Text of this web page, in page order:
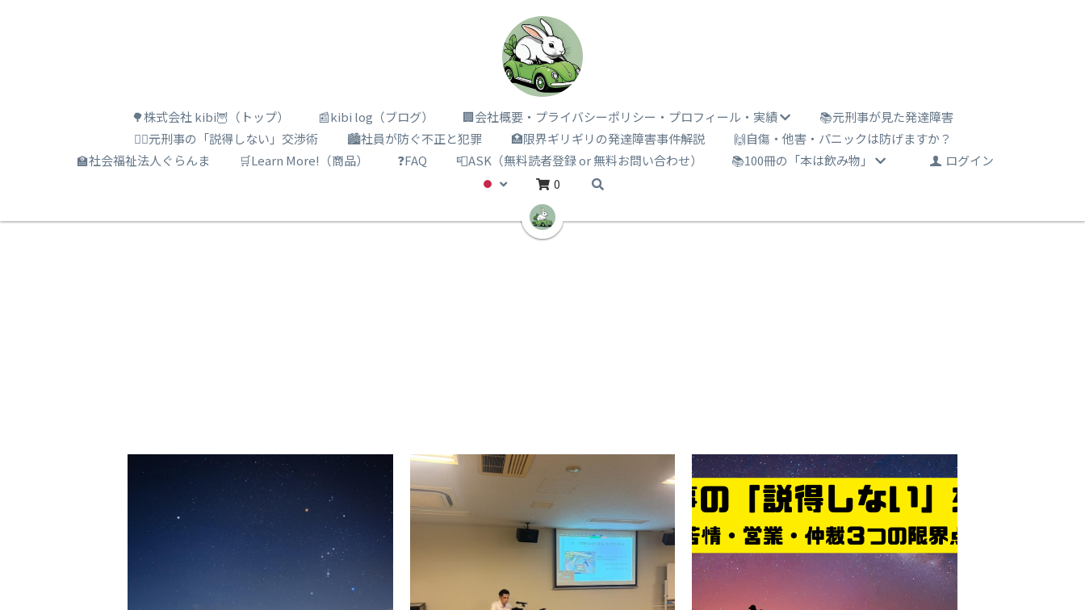
🌳株式会社 kibi🦉（トップ） 📰kibi log（ブログ） 🏢会社概要・プライバシーポリシー・プロフィール・実績
📚元刑事が見た発達障害
🕵️‍♂️元刑事の「説得しない」交渉術
🏙️社員が防ぐ不正と犯罪 🏥限界ギリギリの発達障害事件解説
🙌自傷・他害・パニックは防げますか？
🏫社会福祉法人ぐらんま
🛒Learn More!（商品） ❓FAQ 📮ASK（無料読者登録 or 無料お問い合わせ） 📚100冊の「本は飲み物」
ログイン
0